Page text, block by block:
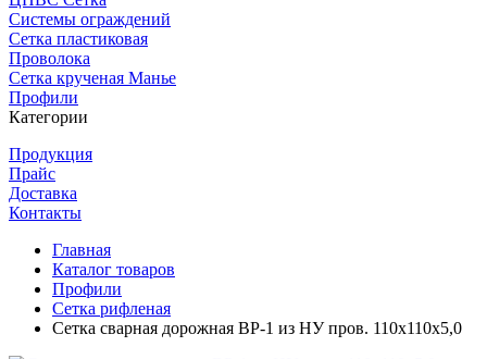
Системы ограждений
Сетка пластиковая
Проволока
Сетка крученая Манье
Профили
Категории
Продукция
Прайс
Доставка
Контакты
Главная
Каталог товаров
Профили
Сетка рифленая
Сетка сварная дорожная ВР-1 из НУ пров. 110х110х5,0